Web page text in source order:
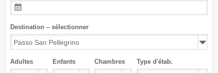
Destination – sélectionner
Adultes Enfants Chambres Type d'étab.